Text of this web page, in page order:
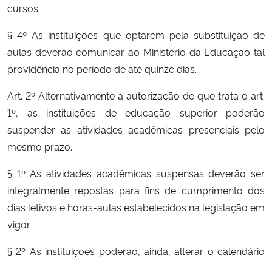
cursos.
§ 4º As instituições que optarem pela substituição de
aulas deverão comunicar ao Ministério da Educação tal
providência no período de até quinze dias.
Art. 2º Alternativamente à autorização de que trata o art.
1º, as instituições de educação superior poderão
suspender as atividades acadêmicas presenciais pelo
mesmo prazo.
§ 1º As atividades acadêmicas suspensas deverão ser
integralmente repostas para fins de cumprimento dos
dias letivos e horas-aulas estabelecidos na legislação em
vigor.
§ 2º As instituições poderão, ainda, alterar o calendário